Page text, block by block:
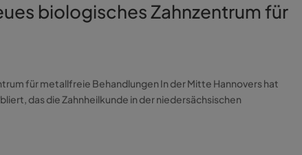
biologisches Zahnzentrum für
für metallfreie Behandlungen In der Mitte Hannovers hat
das die Zahnheilkunde in der niedersächsischen